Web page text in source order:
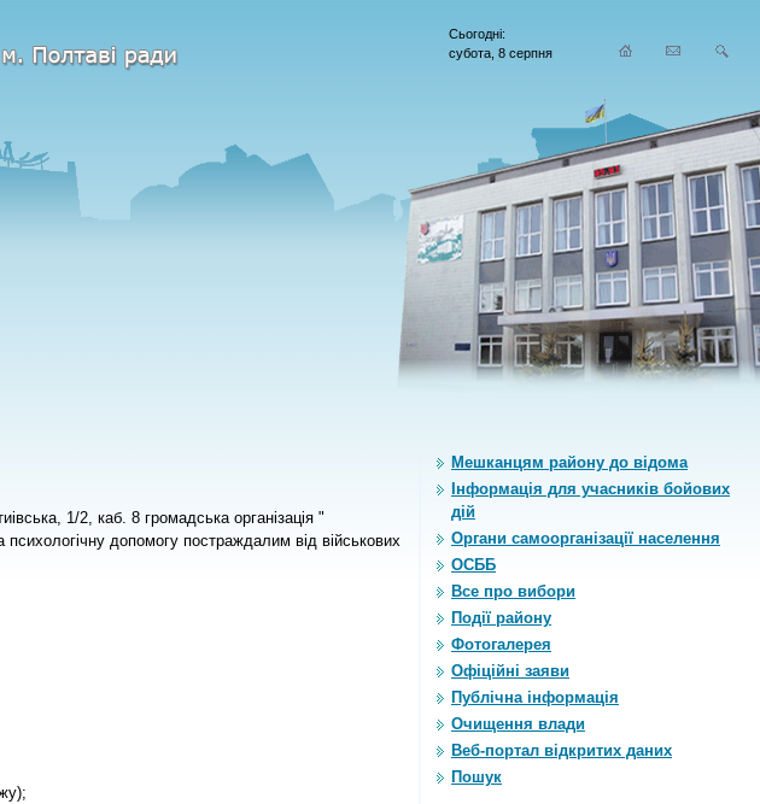
Сьогодні:
субота, 8 серпня
1/2, каб. 8 громадська організація "
допомогу постраждалим від військових
Мешканцям району до відома
Інформація для учасників бойових
дій
Органи самоорганiзацiї населення
ОСББ
Все про вибори
Події району
Фотогалерея
Офіційні заяви
Публічна інформація
Очищення влади
Веб-портал відкритих даних
Пошук